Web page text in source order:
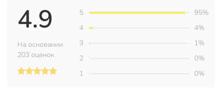
4.9
На основании
203 оценок
5
95%
4
4%
3
1%
2
0%
1
0%